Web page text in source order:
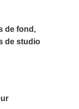
de fond,
de studio